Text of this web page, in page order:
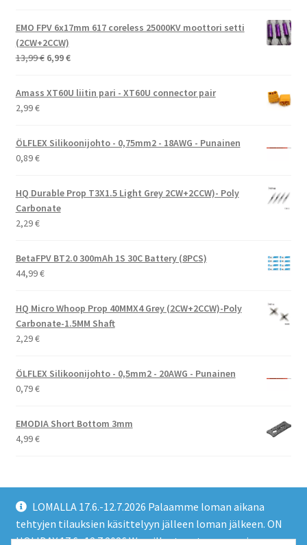
LOMALLA 17.6.-12.7.2026 Palaamme loman aikana
tehtyjen tilauksien käsittelyyn jälleen loman jälkeen. ON
HOLIDAY 17.6.-12.7.2026 We will return to processing
EMO FPV 6x17mm 617 coreless 25000KV moottori setti
(2CW+2CCW)
13,99€ Alkuperäinen
oli:
6,99€Nykyinen
on:
Amass XT60U liitin pari - XT60U connector pair
2,99€
ÖLFLEX Silikoonijohto - 0,75mm2 - 18AWG - Punainen
0,89€
HQ Durable Prop T3X1.5 Light Grey 2CW+2CCW)- Poly
Carbonate
2,29€
BetaFPV BT2.0 300mAh 1S 30C Battery (8PCS)
44,99€
HQ Micro Whoop Prop 40MMX4 Grey (2CW+2CCW)-Poly
Carbonate-1.5MM Shaft
2,29€
ÖLFLEX Silikoonijohto - 0,5mm2 - 20AWG - Punainen
0,79€
EMODIA Short Bottom 3mm
4,99€